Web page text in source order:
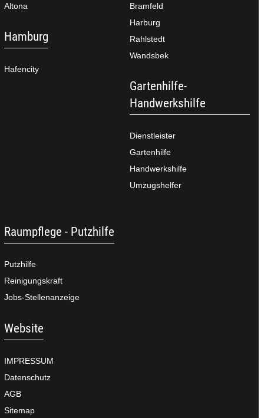
Altona
Hamburg
Hafencity
Bramfeld
Harburg
Rahlstedt
Wandsbek
Gartenhilfe-
Handwerkshilfe
Dienstleister
Gartenhilfe
Handwerkshilfe
Umzugshelfer
Raumpflege - Putzhilfe
Putzhilfe
Reinigungskraft
Jobs-Stellenanzeige
Website
IMPRESSUM
Datenschutz
AGB
Sitemap